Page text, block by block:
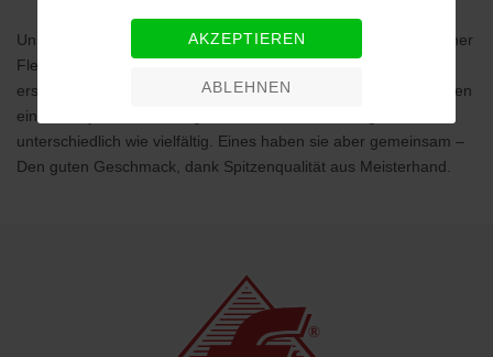
Unsere Meisterbetriebe halten eine große Auswahl verschiedener
Fleisch-, Geflügel- und Wurstwaren für Sie bereit. Teilweise
erstellen unsere Innungsmitglieder eigene Konserven oder bieten
einen Party- oder Catering-Service an. Die Leistungen sind so
unterschiedlich wie vielfältig. Eines haben sie aber gemeinsam –
Den guten Geschmack, dank Spitzenqualität aus Meisterhand.
AKZEPTIEREN
ABLEHNEN